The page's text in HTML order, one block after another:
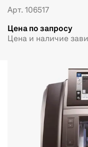
Арт. 106517
Цена по запросу
Цена и наличие